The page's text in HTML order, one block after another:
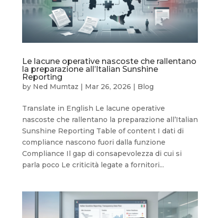
Le lacune operative nascoste che rallentano
la preparazione all’Italian Sunshine
Reporting
by Ned Mumtaz Mar 26, 2026 Blog
Translate in English Le lacune operative
nascoste che rallentano la preparazione all’Italian
Sunshine Reporting Table of content I dati di
compliance nascono fuori dalla funzione
Compliance Il gap di consapevolezza di cui si
parla poco Le criticità legate a fornitori...